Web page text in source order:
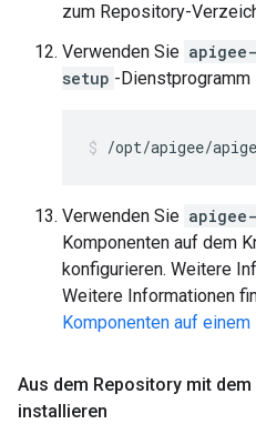
zum Repository-
Verwenden Sie
setup -Dienstprogramm
/opt/apigee/
Verwenden Sie
Komponenten auf dem
konfigurieren. Weitere
Weitere Informationen
Komponenten auf
Aus dem Repository mit
installieren